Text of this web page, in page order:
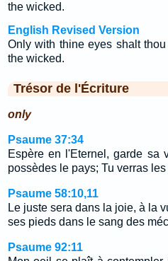
the wicked.
English Revised Version
Only with thine eyes shalt
the wicked.
Trésor de l'Écriture
only
Psaume 37:34
Espère en l'Eternel, garde sa
possèdes le pays; Tu verras
Psaume 58:10,11
Le juste sera dans la joie, à la
ses pieds dans le sang des
Psaume 92:11